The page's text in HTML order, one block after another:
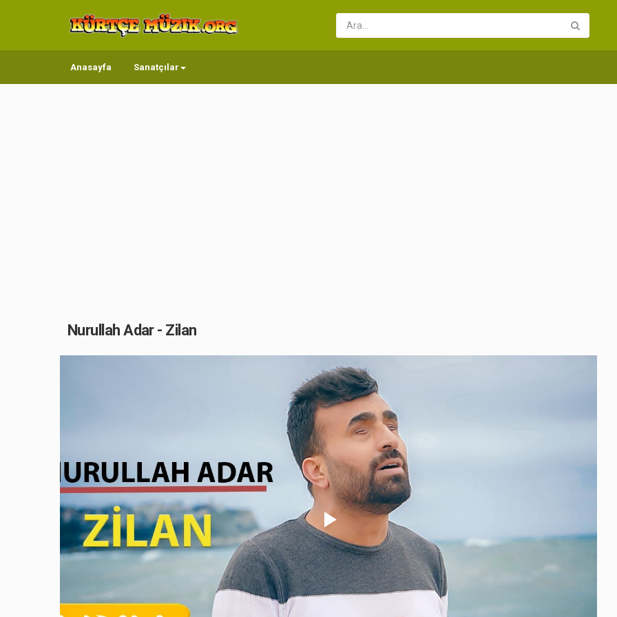
Anasayfa Sanatçılar
Nurullah Adar - Zilan
Play